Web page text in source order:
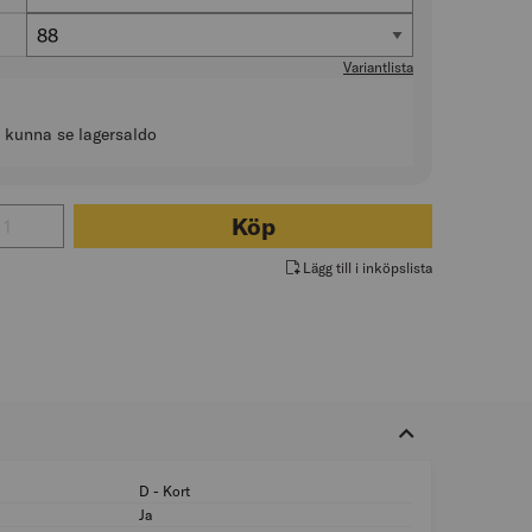
Storlek
88
Variantlista
se lagersaldo
VARSELBYXA STRETCH 2706 PLU VARSELORANGE/MARINBLÅ
Köp
Lägg till i inköpslista
D - Kort
Ja